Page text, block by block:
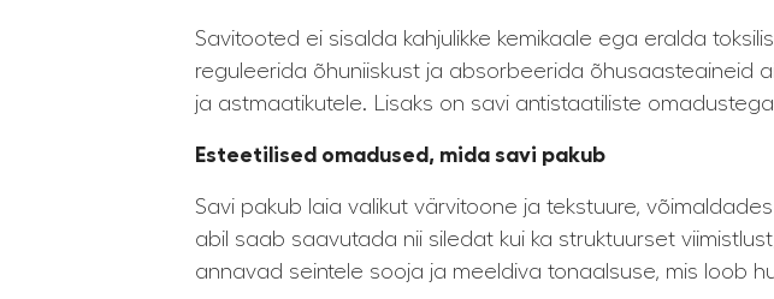
Savitooted ei sisalda kahjulikke kemikaale ega eralda
reguleerida õhuniiskust ja absorbeerida õhusaasteaineid
ja astmaatikutele. Lisaks on savi antistaatiliste
Esteetilised omadused, mida savi pakub
Savi pakub laia valikut värvitoone ja tekstuure,
abil saab saavutada nii siledat kui ka struktuurset
annavad seintele sooja ja meeldiva tonaalsuse, mis loob